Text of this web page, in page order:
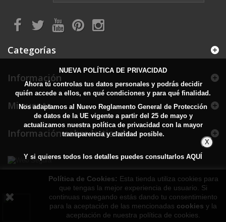
Categorías
Información
Mi cuenta
Información sobre la tienda
Política de Cookies: Esta tienda utiliza cookies para
que tengas la mejor experiencia de usuario. Si
continuas navegando estás dando tu consentimiento
para la aceptación de las mencionadas cookies y la
aceptación de nuestra política de cookies.
NUEVA POLÍTICA DE PRIVACIDAD
Ahora tú controlas tus datos personales y podrás decidir
quién accede a ellos, en qué condiciones y para qué finalidad.
Nos adaptamos al Nuevo Reglamento General de Protección
de datos de la UE vigente a partir del 25 de mayo y
actualizamos nuestra política de privacidad con la mayor
transparencia y claridad posible.
Y si quieres todos los detalles puedes consultarlos AQUÍ
X